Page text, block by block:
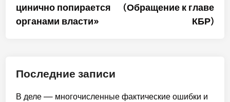
цинично попирается
органами власти»
(Обращение к главе
КБР)
Последние записи
В деле — многочисленные фактические ошибки и